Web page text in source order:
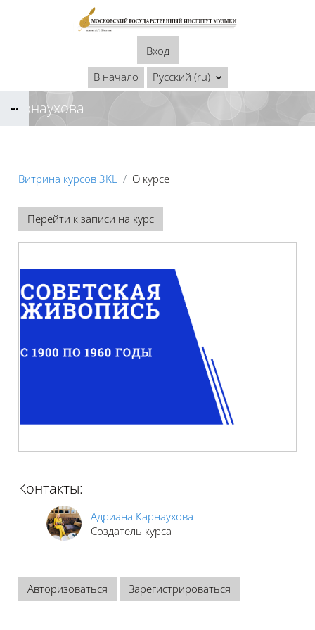
Перейти к основному содержанию
Вход
В начало
Русский ‎(ru)‎
Карнаухова
Витрина курсов 3KL О курсе
Перейти к записи на курс
Контакты:
Адриана Карнаухова
Создатель курса
Авторизоваться Зарегистрироваться